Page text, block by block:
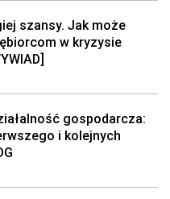
szansy. Jak może
w kryzysie
gospodarcza:
i kolejnych